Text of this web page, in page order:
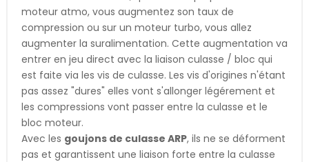
moteur atmo, vous augmentez son taux de
compression ou sur un moteur turbo, vous allez
augmenter la suralimentation. Cette augmentation va
entrer en jeu direct avec la liaison culasse / bloc qui
est faite via les vis de culasse. Les vis d'origines n'étant
pas assez "dures" elles vont s'allonger légérement et
les compressions vont passer entre la culasse et le
bloc moteur.
Avec les goujons de culasse ARP, ils ne se déforment
pas et garantissent une liaison forte entre la culasse